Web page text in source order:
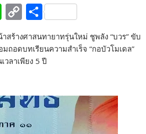
Li
n
e
C
p
y
n
k
S
ar
e
ร้างศาสนทายาทรุ่นใหม่ ชูพลัง “บวร” ขับ
ถอดบทเรียนความสำเร็จ “กอบัวโมเดล”
วลาเพียง 5 ปี